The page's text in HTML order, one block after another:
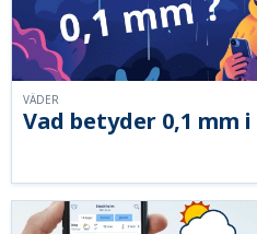
Vad betyder 0,1 mm
VÄDER